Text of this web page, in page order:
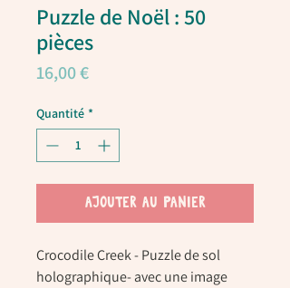
Puzzle de Noël : 50
pièces
16,00 €Prix
Quantité *
AJOUTER AU PANIER
Crocodile Creek - Puzzle de sol
holographique- avec une image